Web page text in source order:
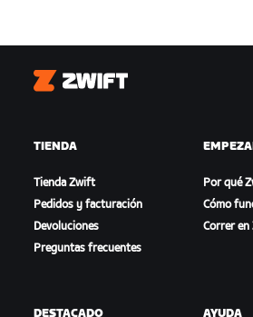
Zwift
TIENDA
Tienda Zwift
Pedidos y facturación
Devoluciones
Preguntas frecuentes
Por qué
Cómo
Correr
DESTACADO AYUDA